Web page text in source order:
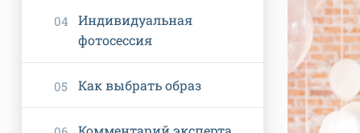
Индивидуальная
фотосессия
Как выбрать образ